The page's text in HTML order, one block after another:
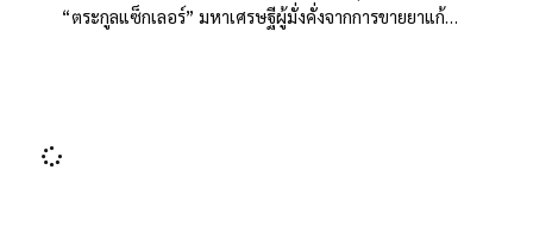
“ตระกูลแซ็กเลอร์” มหาเศรษฐีผู้มั่งคั่งจากการขายยาแก้